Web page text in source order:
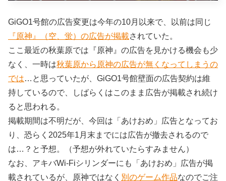
GiGO1号館の広告変更は今年の10月以来で、以前は同じ
『原神』（空、蛍）の広告が掲載されていた。
ここ最近の秋葉原では『原神』の広告を見かける機会も少
なく、一時は秋葉原から原神の広告が無くなってしまうの
では…と思っていたが、GiGO1号館壁面の広告契約は維
持しているので、しばらくはこのまま広告が掲載され続け
ると思われる。
掲載期間は不明だが、今回は「あけおめ」広告となってお
り、恐らく2025年1月末までには広告が撤去されるので
は…？と予想。（予想が外れていたらすみません）
なお、アキバWi-Fiシリンダーにも「あけおめ」広告が掲
載されているが、原神ではなく 別のゲーム作品なのでご注